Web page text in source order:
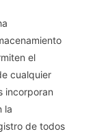
el
cualquier
incorporan
la
de todos